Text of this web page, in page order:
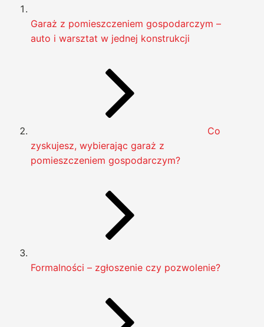
Garaż z pomieszczeniem gospodarczym –
auto i warsztat w jednej konstrukcji
Co
zyskujesz, wybierając garaż z
pomieszczeniem gospodarczym?
Formalności – zgłoszenie czy pozwolenie?